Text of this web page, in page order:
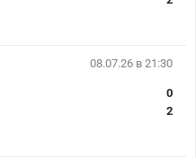
08.07.26 в 21:30
0
2